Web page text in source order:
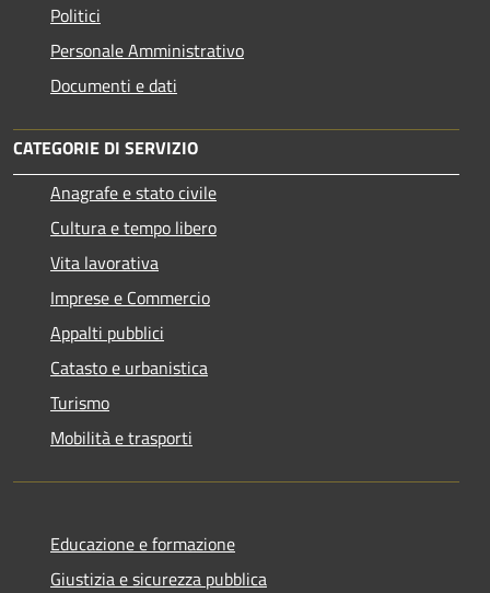
Politici
Personale Amministrativo
Documenti e dati
CATEGORIE DI SERVIZIO
Anagrafe e stato civile
Cultura e tempo libero
Vita lavorativa
Imprese e Commercio
Appalti pubblici
Catasto e urbanistica
Turismo
Mobilità e trasporti
Educazione e formazione
Giustizia e sicurezza pubblica